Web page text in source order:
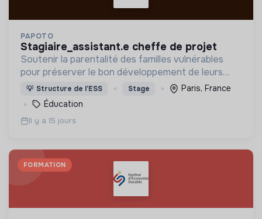
PAPOTO
stagiaire_assistant.e cheffe de projet
Soutenir la parentalité des familles vulnérables
pour préserver le bon développement de leurs
enfants et réduire la reproduction des inégalités
💡 Structure de l’ESS Stage
Paris, France
Éducation
Il y a 15 jours
FORMATION